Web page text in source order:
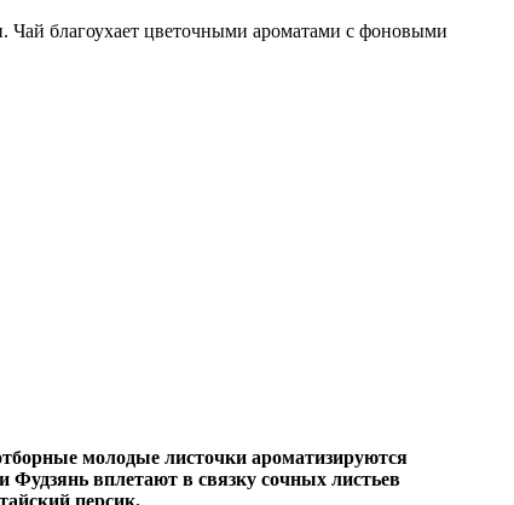
Чай благоухает цветочными ароматами с фоновыми
молодые листочки ароматизируются
вплетают в связку сочных листьев
персик.